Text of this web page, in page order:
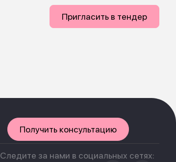
Пригласить в тендер
Получить консультацию
Следите за нами в социальных сетях: